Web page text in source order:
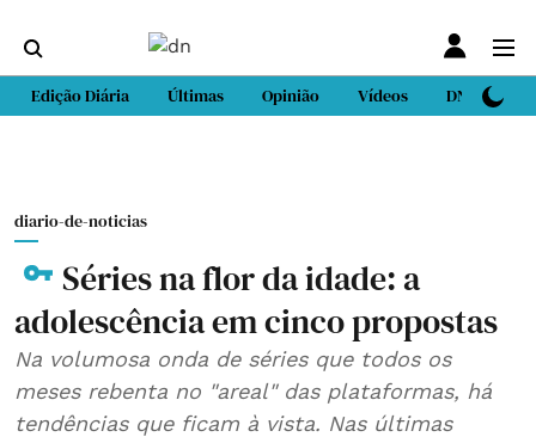
Edição Diária Últimas Opinião Vídeos DN Sport
diario-de-noticias
Séries na flor da idade: a
adolescência em cinco propostas
Na volumosa onda de séries que todos os
meses rebenta no "areal" das plataformas, há
tendências que ficam à vista. Nas últimas